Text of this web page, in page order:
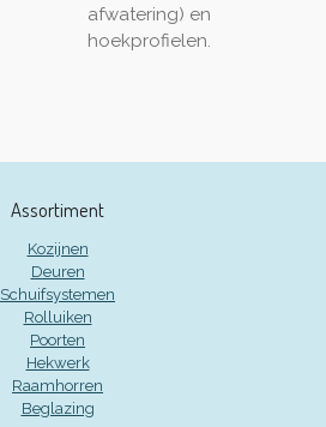
afwatering) en
hoekprofielen.
Assortiment
Kozijnen
Deuren
Schuifsystemen
Rolluiken
Poorten
Hekwerk
Raamhorren
Beglazing